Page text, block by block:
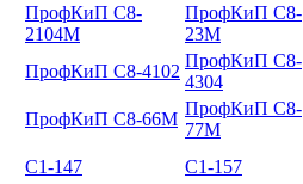
ПрофКиП С8-
2104М
ПрофКиП С8-
23М
ПрофКиП С8-4102
ПрофКиП С8-
4304
ПрофКиП С8-66М
ПрофКиП С8-
77М
С1-147 С1-157